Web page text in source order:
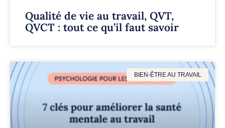
Qualité de vie au travail, QVT,
QVCT : tout ce qu’il faut savoir
BIEN-ÊTRE AU TRAVAIL